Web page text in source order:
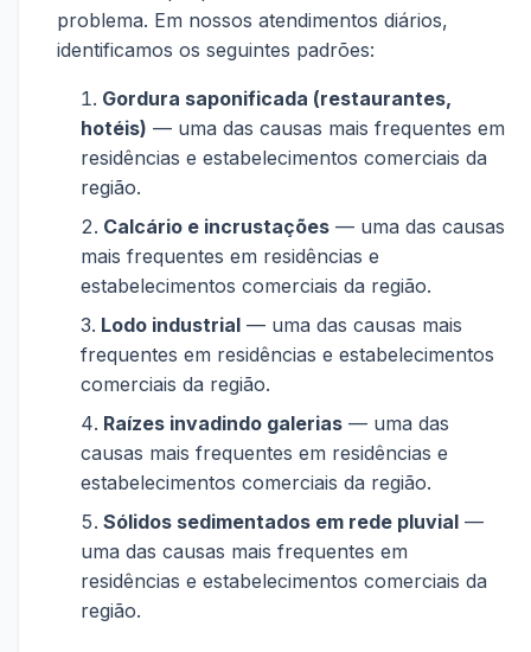
problema. Em nossos atendimentos diários,
identificamos os seguintes padrões:
Gordura saponificada (restaurantes,
hotéis) — uma das causas mais frequentes em
residências e estabelecimentos comerciais da
região.
Calcário e incrustações — uma das causas
mais frequentes em residências e
estabelecimentos comerciais da região.
Lodo industrial — uma das causas mais
frequentes em residências e estabelecimentos
comerciais da região.
Raízes invadindo galerias — uma das
causas mais frequentes em residências e
estabelecimentos comerciais da região.
Sólidos sedimentados em rede pluvial —
uma das causas mais frequentes em
residências e estabelecimentos comerciais da
região.